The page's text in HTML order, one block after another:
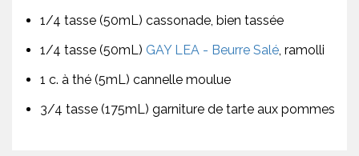
1/4 tasse (50mL) cassonade, bien tassée
1/4 tasse (50mL) GAY LEA - Beurre Salé, ramolli
1 c. à thé (5mL) cannelle moulue
3/4 tasse (175mL) garniture de tarte aux pommes